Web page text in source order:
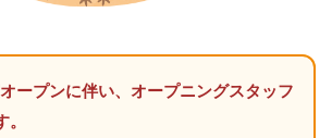
ープンに伴い、オープニングスタッフ